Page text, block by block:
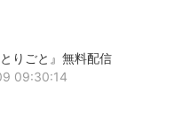
とりごと』無料配信
09:30:14